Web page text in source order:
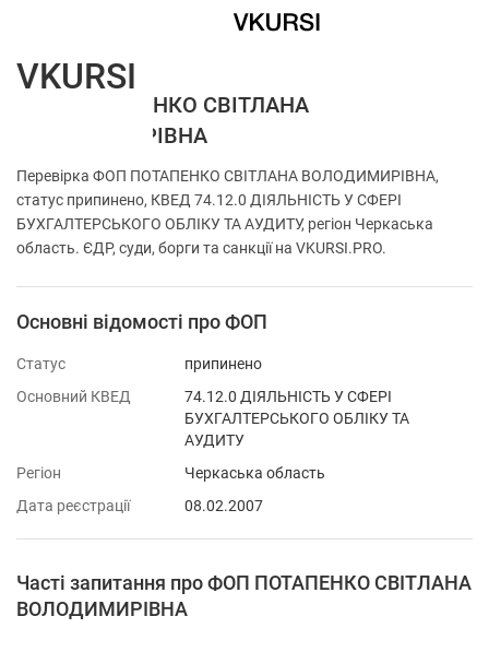
ФОП ПОТАПЕНКО СВІТЛАНА
ВОЛОДИМИРІВНА
Перевірка ФОП ПОТАПЕНКО СВІТЛАНА ВОЛОДИМИРІВНА,
статус припинено, КВЕД 74.12.0 ДІЯЛЬНІСТЬ У СФЕРІ
БУХГАЛТЕРСЬКОГО ОБЛІКУ ТА АУДИТУ, регіон Черкаська
область. ЄДР, суди, борги та санкції на VKURSI.PRO.
Основні відомості про ФОП
Статус
припинено
Основний КВЕД
74.12.0 ДІЯЛЬНІСТЬ У СФЕРІ
БУХГАЛТЕРСЬКОГО ОБЛІКУ ТА
АУДИТУ
Регіон
Черкаська область
Дата реєстрації
08.02.2007
Часті запитання про ФОП ПОТАПЕНКО СВІТЛАНА
ВОЛОДИМИРІВНА
VKURSI